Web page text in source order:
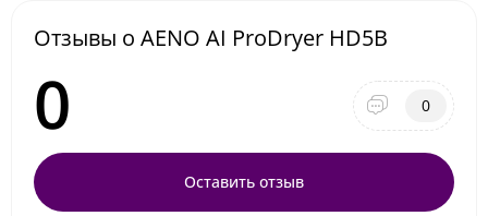
Отзывы о AENO AI ProDryer HD5B
0 0
Оставить отзыв